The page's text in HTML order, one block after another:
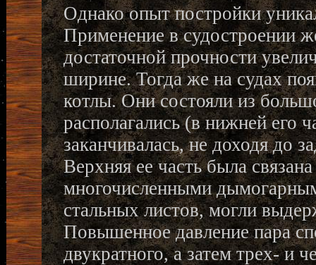
Однако опыт постройки
Применение в судостроении
достаточной прочности
ширине. Тогда же на судах
котлы. Они состояли из
располагались (в нижней его
заканчивалась, не доходя до
Верхняя ее часть была
многочисленными
стальных листов, могли
Повышенное давление пара
двукратного, а затем трех- и